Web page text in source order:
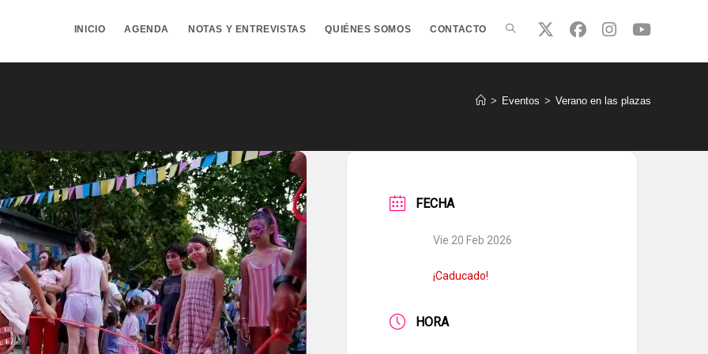
INICIO AGENDA NOTAS Y ENTREVISTAS QUIÉNES SOMOS CONTACTO ALTERNAR
> Eventos > Verano en las plazas
FECHA
Vie 20 Feb 2026
¡Caducado!
HORA